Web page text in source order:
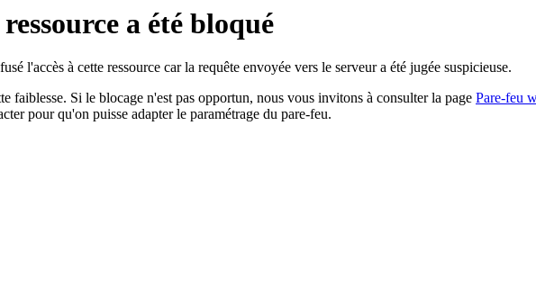
a été bloqué
l'accès à cette ressource car la requête envoyée vers le serveur a été jugée suspicieuse.
faiblesse. Si le blocage n'est pas opportun, nous vous invitons à consulter la page Pare-feu
pour qu'on puisse adapter le paramétrage du pare-feu.